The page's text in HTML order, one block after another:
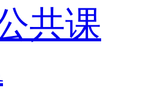
共课